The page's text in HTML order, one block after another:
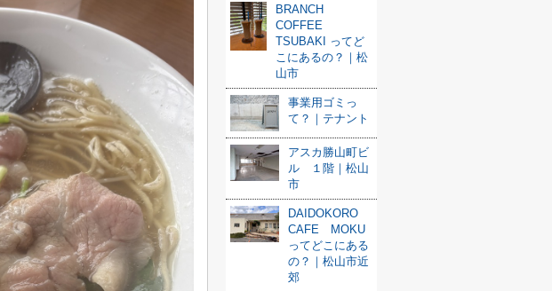
BRANCH
COFFEE
TSUBAKI ってど
こにあるの？｜松
山市
事業用ゴミっ
て？｜テナント
アスカ勝山町ビ
ル １階｜松山
市
DAIDOKORO
CAFE MOKU
ってどこにある
の？｜松山市近
郊